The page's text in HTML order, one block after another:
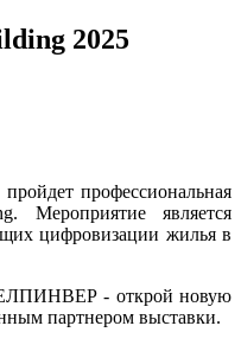
2025
профессиональная
Мероприятие является
цифровизации жилья в
- открой новую
партнером выставки.